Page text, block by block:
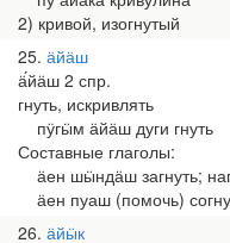
2) кривой, изогнутый
25 ӓйӓш
ӓ́йӓш 2 спр.
гнуть, искривлять
пӱгӹм ӓйӓш дуги гнуть
Составные глаголы:
ӓен шӹндӓш загнуть;
ӓен пуаш (помочь)
26 ӓйӹк